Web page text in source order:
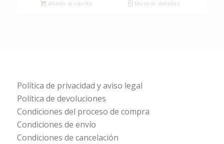
Añadir al carrito Mostrar detalles
Política de privacidad y aviso legal
Política de devoluciones
Condiciones del proceso de compra
Condiciones de envío
Condiciones de cancelación